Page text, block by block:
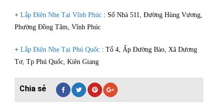
+ Lắp Điện Nhẹ Tại Vĩnh Phúc : Số Nhà 511, Đường Hùng Vương,
Phường Đồng Tâm, Vĩnh Phúc
+ Lắp Điện Nhẹ Tại Phú Quốc : Tổ 4, Ấp Đường Bào, Xã Dương
Tơ, Tp Phú Quốc, Kiên Giang